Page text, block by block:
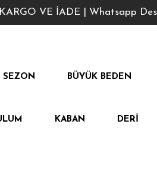
VE İADE | Whatsapp
SEZON BÜYÜK BEDEN
KABAN DERI